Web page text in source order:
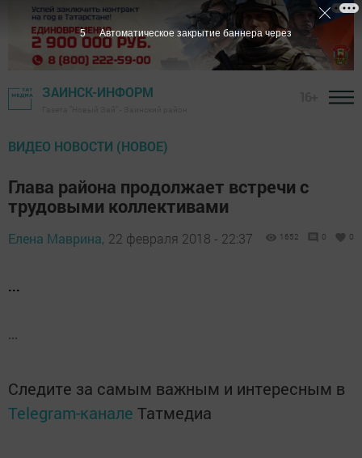
ЗАИНСК-ИНФОРМ
ВИДЕО НОВОСТИ (НОВОЕ)
Глава района продолжает встречи с
трудовыми коллективами
Елена Маврина, 22 февраля 2018 - 22:37 1652 0 0
...
...
Следите за самым важным и интересным в
Telegram-канале Татмедиа
5 Автоматическое закрытие баннера через